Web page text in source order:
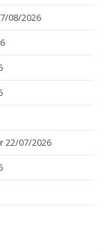
08/2026
22/07/2026